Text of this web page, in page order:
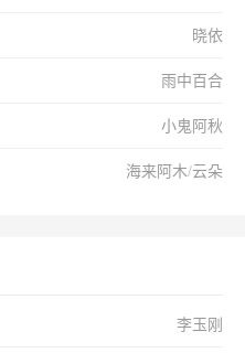
晓依
雨中百合
小鬼阿秋
海来阿木/云朵
李玉刚